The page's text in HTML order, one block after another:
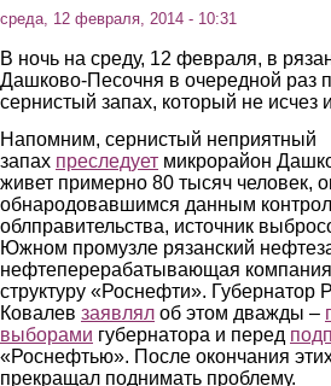
среда, 12 февраля, 2014 - 10:31
В ночь на среду, 12 февраля, в
Дашково-Песочня в очередной раз
сернистый запах, который не исчез
Напомним, сернистый неприятный
запах преследует микрорайон
живет примерно 80 тысяч человек,
обнародовавшимся данным
облправительства, источник
Южном промузле рязанский
нефтеперерабатывающая
структуру «Роснефти». Губернатор
Ковалев заявлял об этом дважды –
выборами губернатора и перед
«Роснефтью». После окончания
прекращал поднимать проблему.